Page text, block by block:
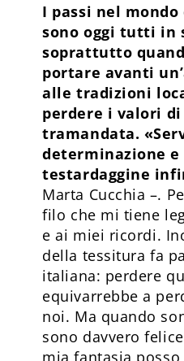
I passi nel
sono oggi tutti in
soprattutto
portare avanti
alle tradizioni
perdere i valori di
tramandata.
determinazione e
testardaggine
Marta Cucchia –.
filo che mi tiene
e ai miei ricordi.
della tessitura fa
italiana: perdere
equivarrebbe a
noi. Ma quando
sono davvero
mia fantasia